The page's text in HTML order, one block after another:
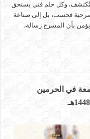
وكل حلم فني يستحق
فحسب، بل إلى صناعة
بأن المسرح رسالة،
في الحرمين